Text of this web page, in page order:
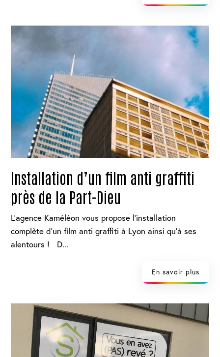
Installation d’un film anti graffiti
près de la Part-Dieu
L’agence Kaméléon vous propose l’installation
complète d’un film anti graffiti à Lyon ainsi qu’à ses
alentours ! D...
En savoir plus